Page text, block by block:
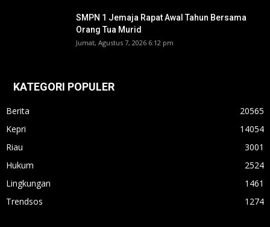
SMPN 1 Jemaja Rapat Awal Tahun Bersama
Orang Tua Murid ‎
Jumat, Agustus 7, 2026 6:12 pm
KATEGORI POPULER
Berita
20565
Kepri
14054
Riau
3001
Hukum
2524
Lingkungan
1461
Trendsos
1274